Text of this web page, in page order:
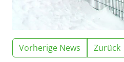
Vorherige News Zurück